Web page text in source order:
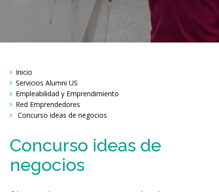
Breadcrumbs
You
are
here:
Inicio
Servicios Alumni US
Empleabilidad y Emprendimiento
Red Emprendedores
Concurso ideas de negocios
Concurso ideas de
negocios